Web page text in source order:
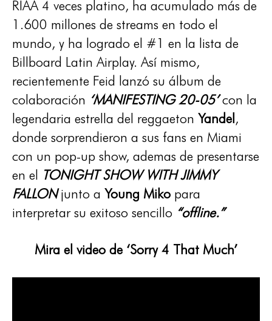
RIAA 4 veces platino, ha acumulado más de
1.600 millones de streams en todo el
mundo, y ha logrado el #1 en la lista de
Billboard Latin Airplay. Así mismo,
recientemente Feid lanzó su álbum de
colaboración ‘MANIFESTING 20-05’con la
legendaria estrella del reggaeton Yandel ,
donde sorprendieron a sus fans en Miami
con un pop-up show, ademas de presentarse
en el TONIGHT SHOW WITH JIMMY
FALLONjunto a Young Miko para
interpretar su exitoso sencillo “offline.”
Mira el video de ‘Sorry 4 That Much’